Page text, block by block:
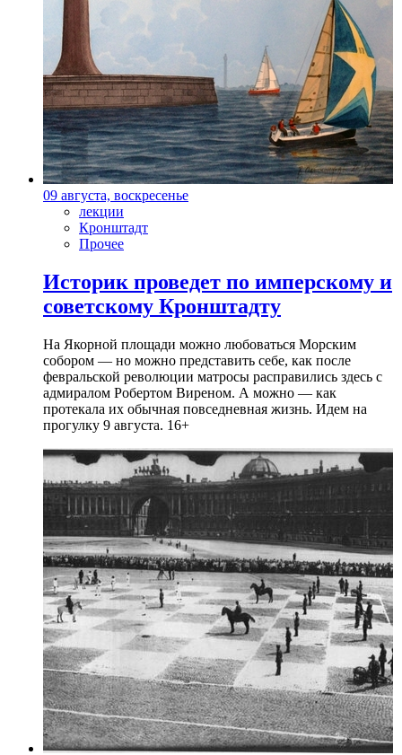
09 августа, воскресенье
лекции
Кронштадт
Прочее
Историк проведет по имперскому и
советскому Кронштадту
На Якорной площади можно любоваться Морским
собором — но можно представить себе, как после
февральской революции матросы расправились здесь с
адмиралом Робертом Виреном. А можно — как
протекала их обычная повседневная жизнь. Идем на
прогулку 9 августа. 16+